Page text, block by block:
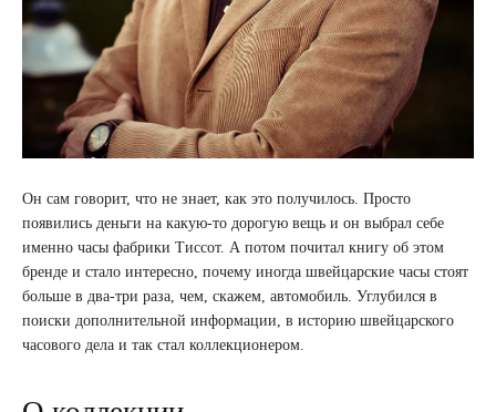
Он сам говорит, что не знает, как это получилось. Просто
появились деньги на какую-то дорогую вещь и он выбрал себе
именно часы фабрики Тиссот. А потом почитал книгу об этом
бренде и стало интересно, почему иногда швейцарские часы стоят
больше в два-три раза, чем, скажем, автомобиль. Углубился в
поиски дополнительной информации, в историю швейцарского
часового дела и так стал коллекционером.